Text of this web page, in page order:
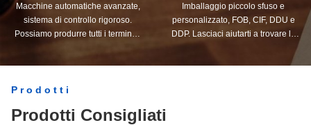
Macchine automatiche avanzate,
sistema di controllo rigoroso.
Possiamo produrre tutti i terminali
Imballaggio piccolo sfuso e
personalizzato, FOB, CIF, DDU e
DDP. Lasciaci aiutarti a trovare la
soluzione migliore per tutte le tue
Prodotti
Prodotti Consigliati